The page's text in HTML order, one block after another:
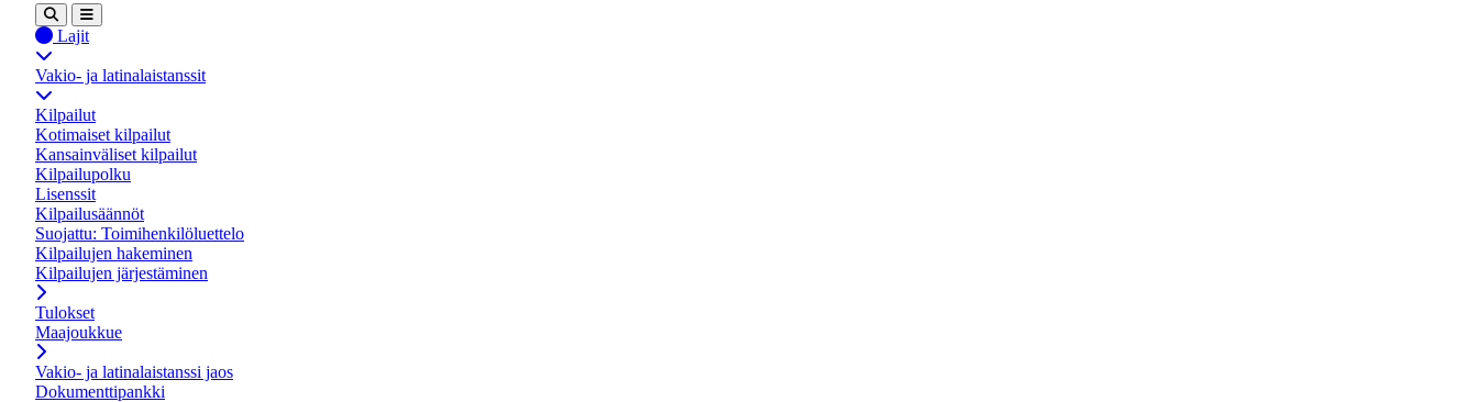
Lajit
Vakio- ja latinalaistanssit
Kilpailut
Kotimaiset kilpailut
Kansainväliset kilpailut
Kilpailupolku
Lisenssit
Kilpailusäännöt
Suojattu: Toimihenkilöluettelo
Kilpailujen hakeminen
Kilpailujen järjestäminen
Tulokset
Maajoukkue
Vakio- ja latinalaistanssi jaos
Dokumenttipankki